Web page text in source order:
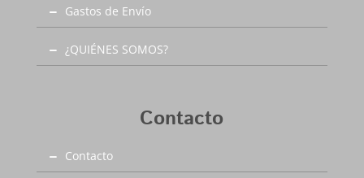
Gastos de Envío
¿QUIÉNES SOMOS?
Contacto
Contacto